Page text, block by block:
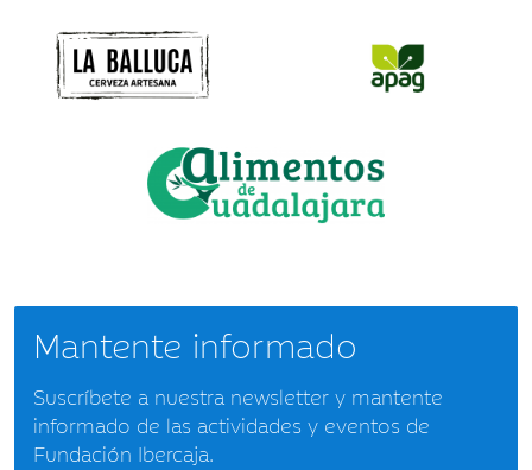
Mantente informado
Suscríbete a nuestra newsletter y mantente
informado de las actividades y eventos de
Fundación Ibercaja.